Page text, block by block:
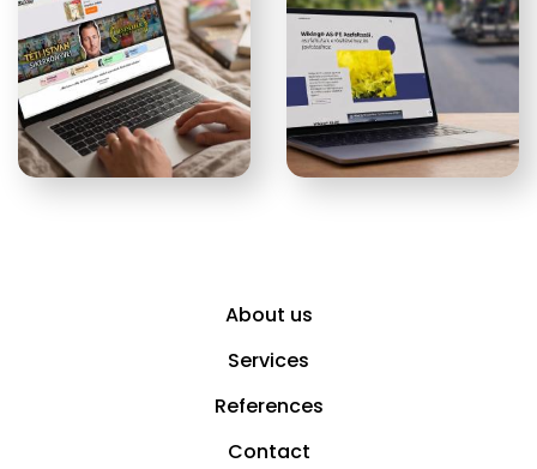
About us
Services
References
Contact